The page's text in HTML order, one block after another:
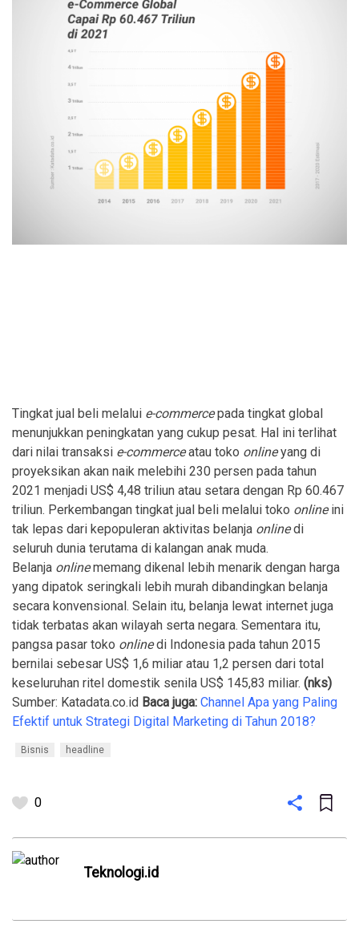
Tingkat jual beli melalui e-commercepada tingkat global
menunjukkan peningkatan yang cukup pesat. Hal ini terlihat
dari nilai transaksi e-commerceatau toko onlineyang di
proyeksikan akan naik melebihi 230 persen pada tahun
2021 menjadi US$ 4,48 triliun atau setara dengan Rp 60.467
triliun. Perkembangan tingkat jual beli melalui toko onlineini
tak lepas dari kepopuleran aktivitas belanja onlinedi
seluruh dunia terutama di kalangan anak muda.
Belanja onlinememang dikenal lebih menarik dengan harga
yang dipatok seringkali lebih murah dibandingkan belanja
secara konvensional. Selain itu, belanja lewat internet juga
tidak terbatas akan wilayah serta negara. Sementara itu,
pangsa pasar toko onlinedi Indonesia pada tahun 2015
bernilai sebesar US$ 1,6 miliar atau 1,2 persen dari total
keseluruhan ritel domestik senila US$ 145,83 miliar. (nks)
Sumber: Katadata.co.id Baca juga: Channel Apa yang Paling
Efektif untuk Strategi Digital Marketing di Tahun 2018?
Bisnis headline
0
Teknologi.id